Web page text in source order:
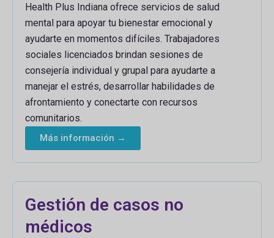
Health Plus Indiana ofrece servicios de salud
mental para apoyar tu bienestar emocional y
ayudarte en momentos difíciles. Trabajadores
sociales licenciados brindan sesiones de
consejería individual y grupal para ayudarte a
manejar el estrés, desarrollar habilidades de
afrontamiento y conectarte con recursos
comunitarios.
Más información →
Gestión de casos no
médicos